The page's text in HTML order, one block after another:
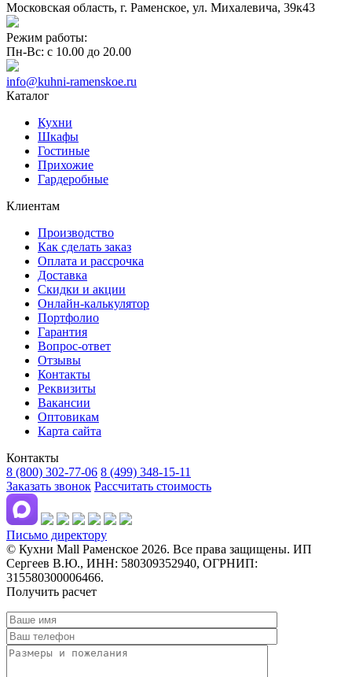
Московская область, г. Раменское, ул. Михалевича, 39к43
Режим работы:
Пн-Вс: с 10.00 до 20.00
info@kuhni-ramenskoe.ru
Каталог
Кухни
Шкафы
Гостиные
Прихожие
Гардеробные
Клиентам
Производство
Как сделать заказ
Оплата и рассрочка
Доставка
Скидки и акции
Онлайн-калькулятор
Портфолио
Гарантия
Вопрос-ответ
Отзывы
Контакты
Реквизиты
Вакансии
Оптовикам
Карта сайта
Контакты
8 (800) 302-77-06 8 (499) 348-15-11
Заказать звонок Рассчитать стоимость
Письмо директору
© Кухни Mall Раменское 2026. Все права защищены. ИП
Сергеев В.Ю., ИНН: 580309352940, ОГРНИП:
315580300006466.
Получить расчет